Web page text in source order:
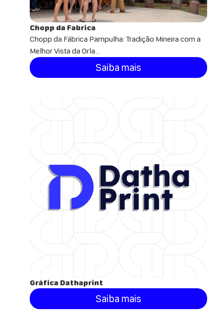
Chopp da Fabrica
Chopp da Fábrica Pampulha: Tradição Mineira com a
Melhor Vista da Orla...
Saiba mais
Gráfica Dathaprint
Saiba mais